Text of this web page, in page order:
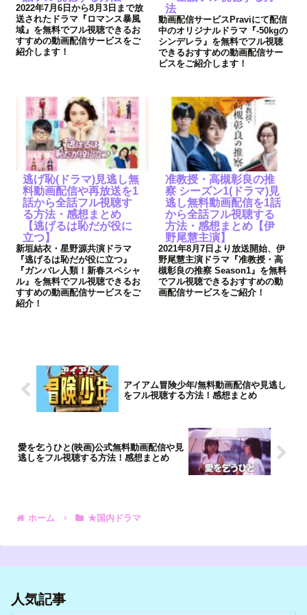
2022年7月6日から8月3日まで放
送されたドラマ『ロマンス暴風
域』を無料でフル視聴できるお
すすめの動画配信サービスをご
紹介します！
法
動画配信サービスPraviにて配信
中のオリジナルドラマ『-50kgの
シンデレラ』を無料でフル視聴
できるおすすめの動画配信サー
ビスをご紹介します！
逃げ恥(ドラマ)見逃し無
料動画配信や再放送を1
話から全話フル視聴す
る方法・感想まとめ
【逃げるは恥だが役に
立つ】
新垣結衣・星野源共演ドラマ
『逃げるは恥だが役に立つ』
『ガンバレ人類！新春スペシャ
ル』を無料でフル視聴できるお
すすめの動画配信サービスをご
紹介！
准教授・高槻彰良の推
察 シーズン1(ドラマ)見
逃し無料動画配信を1話
から全話フル視聴する
方法・感想まとめ【伊
野尾慧主演】
2021年8月7日より放送開始、伊
野尾慧主演ドラマ『准教授・高
槻彰良の推察 Season1』を無料
でフル視聴できるおすすめの動
画配信サービスをご紹介！
アイアム冒険少年/無料動画配信や見逃し
をフル視聴する方法！感想まとめ
愛を乞うひと(映画)公式無料動画配信や見
逃しをフル視聴する方法！感想まとめ
ホーム ★国内ドラマ
人気記事